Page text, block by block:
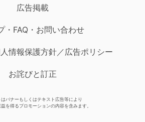
広告掲載
・FAQ・お問い合わせ
情報保護方針／広告ポリシー
お詫びと訂正
バナーもしくはテキスト広告等により
を得るプロモーションの内容を含みます。